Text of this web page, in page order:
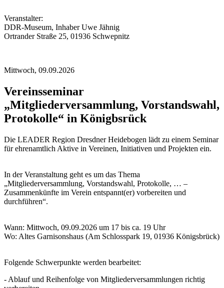
Veranstalter:
DDR-Museum, Inhaber Uwe Jähnig
Ortrander Straße 25, 01936 Schwepnitz
Mittwoch, 09.09.2026
Vereinsseminar
„Mitgliederversammlung, Vorstandswahl,
Protokolle“ in Königbsrück
Die LEADER Region Dresdner Heidebogen lädt zu einem Seminar
für ehrenamtlich Aktive in Vereinen, Initiativen und Projekten ein.
In der Veranstaltung geht es um das Thema
„Mitgliederversammlung, Vorstandswahl, Protokolle, … –
Zusammenkünfte im Verein entspannt(er) vorbereiten und
durchführen“.
Wann: Mittwoch, 09.09.2026 um 17 bis ca. 19 Uhr
Wo: Altes Garnisonshaus (Am Schlosspark 19, 01936 Königsbrück)
Folgende Schwerpunkte werden bearbeitet:
- Ablauf und Reihenfolge von Mitgliederversammlungen richtig